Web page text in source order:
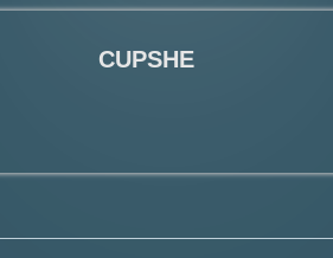
CUPSHE